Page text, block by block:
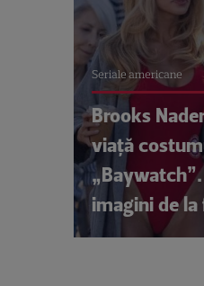
Seriale americane
Brooks
viață
imagini de